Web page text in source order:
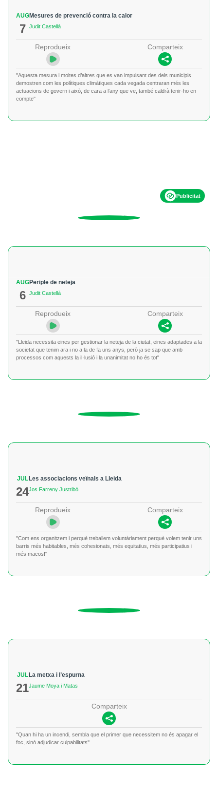
AUG
7
Mesures de prevenció contra la calor
Judit Castellà
Reprodueix Comparteix
"Aquesta mesura i moltes d’altres que es van impulsant des dels municipis
demostren com les polítiques climàtiques cada vegada centraran més les
actuacions de govern i això, de cara a l’any que ve, també caldrà tenir-ho en
compte"
Publicitat
AUG
6
Periple de neteja
Judit Castellà
Reprodueix Comparteix
"Lleida necessita eines per gestionar la neteja de la ciutat, eines adaptades a la
societat que tenim ara i no a la de fa uns anys, però ja se sap que amb
processos com aquests la il·lusió i la unanimitat no ho és tot"
JUL
24
Les associacions veïnals a Lleida
Jos Farreny Justribó
Reprodueix Comparteix
"Com ens organitzem i perquè treballem voluntàriament perquè volem tenir uns
barris més habitables, més cohesionats, més equitatius, més participatius i
més macos!"
JUL
21
La metxa i l’espurna
Jaume Moya i Matas
Comparteix
"Quan hi ha un incendi, sembla que el primer que necessitem no és apagar el
foc, sinó adjudicar culpabilitats"